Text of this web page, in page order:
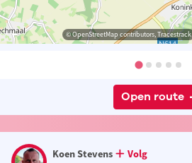
© OpenStreetMap contributors, Tracestrack
Open route
Koen Stevens
Volg